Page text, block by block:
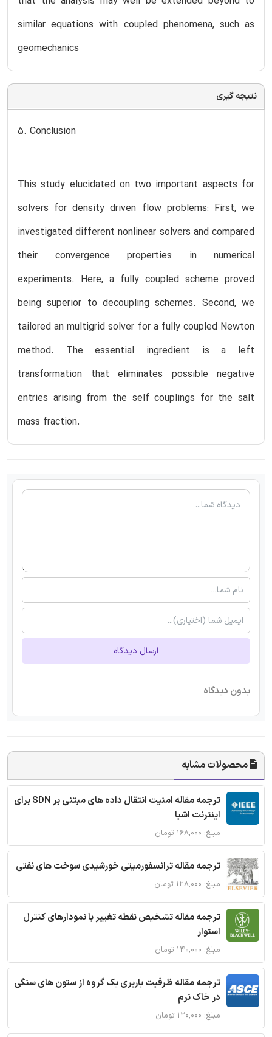
similar equations with coupled phenomena, such as
geomechanics
نتیجه گیری
5. Conclusion
This study elucidated on two important aspects for
solvers for density driven flow problems: First, we
investigated different nonlinear solvers and compared
their convergence properties in numerical
experiments. Here, a fully coupled scheme proved
being superior to decoupling schemes. Second, we
tailored an multigrid solver for a fully coupled Newton
method. The essential ingredient is a left
transformation that eliminates possible negative
entries arising from the self couplings for the salt
mass fraction.
ارسال دیدگاه
بدون دیدگاه
محصولات مشابه
ترجمه مقاله امنیت انتقال داده های مبتنی بر SDN برای
اینترنت اشیا
مبلغ: ۱۶۸,۰۰۰ تومان
ترجمه مقاله ترانسفورمیتی خورشیدی سوخت های نفتی
مبلغ: ۱۲۸,۰۰۰ تومان
ترجمه مقاله تشخیص نقطه تغییر با نمودارهای کنترل
استوار
مبلغ: ۱۴۰,۰۰۰ تومان
ترجمه مقاله ظرفیت باربری یک گروه از ستون های سنگی
در خاک نرم
مبلغ: ۱۲۰,۰۰۰ تومان